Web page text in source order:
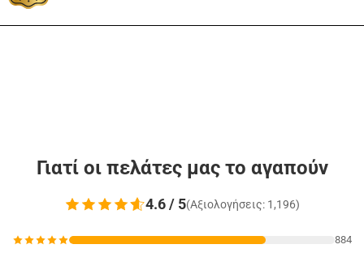
Γιατί οι πελάτες μας το αγαπούν
4.6 / 5(Αξιολογήσεις: 1,196)
884